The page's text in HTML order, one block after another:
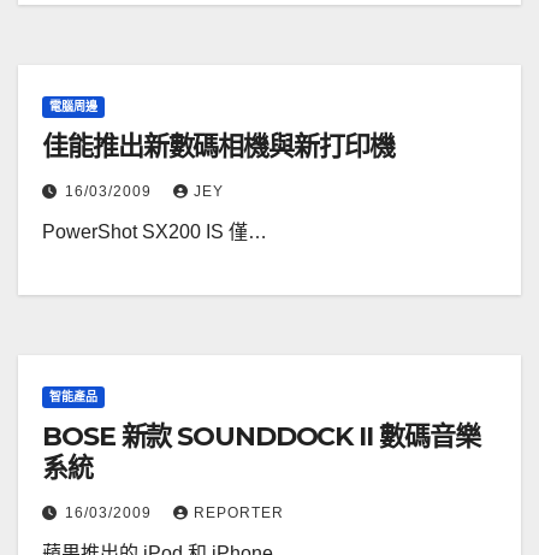
電腦周邊
佳能推出新數碼相機與新打印機
16/03/2009 JEY
PowerShot SX200 IS 僅…
智能產品
BOSE 新款 SOUNDDOCK II 數碼音樂
系統
16/03/2009 REPORTER